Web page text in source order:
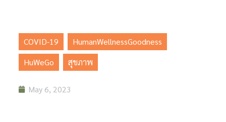
COVID-19 HumanWellnessGoodness
HuWeGo
สุขภาพ
May 6, 2023